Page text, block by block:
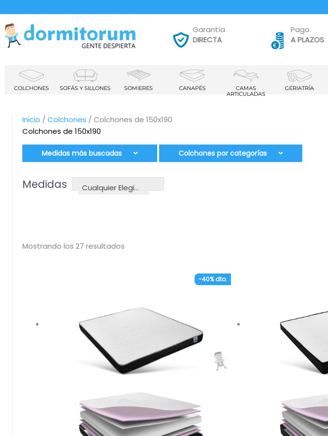
Garantía
DIRECTA
Pago
A PLAZOS
COLCHONES SOFÁS Y SILLONES SOMIERES CANAPÉS
CAMAS
ARTICULADAS
GERIATRÍA
Inicio / Colchones / Colchones de 150x190
Colchones de 150x190
Medidas más buscadas Colchones por categorías
Medidas Cualquier Elegir Medidas
Mostrando los 27 resultados
-40% dto.